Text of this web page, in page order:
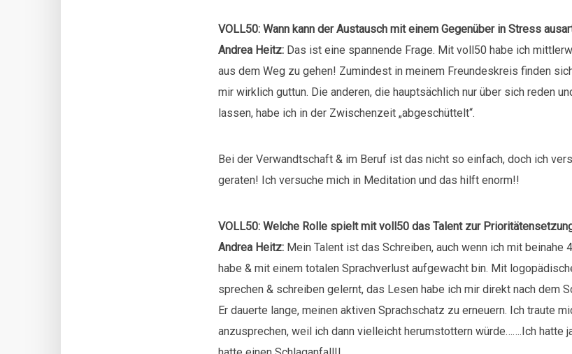
VOLL50: Wann kann der Austausch mit einem Gegenüber in Stress
Andrea Heitz: Das ist eine spannende Frage. Mit voll50 habe ich
aus dem Weg zu gehen! Zumindest in meinem Freundeskreis finden
mir wirklich guttun. Die anderen, die hauptsächlich nur über sich reden
lassen, habe ich in der Zwischenzeit „abgeschüttelt“.
Bei der Verwandtschaft & im Beruf ist das nicht so einfach, doch ich
geraten! Ich versuche mich in Meditation und das hilft enorm!!
VOLL50: Welche Rolle spielt mit voll50 das Talent zur
Andrea Heitz: Mein Talent ist das Schreiben, auch wenn ich mit beinahe
habe & mit einem totalen Sprachverlust aufgewacht bin. Mit
sprechen & schreiben gelernt, das Lesen habe ich mir direkt nach dem
Er dauerte lange, meinen aktiven Sprachschatz zu erneuern. Ich traute
anzusprechen, weil ich dann vielleicht herumstottern würde…….Ich hatte